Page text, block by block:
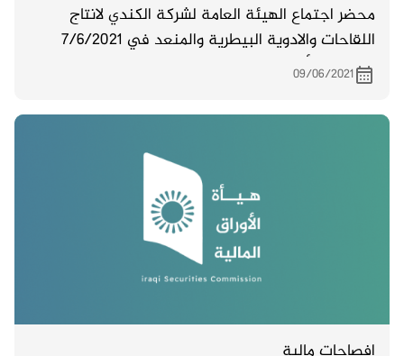
محضر اجتماع الهيئة العامة لشركة الكندي لانتاج
اللقاحات والادوية البيطرية والمنعد في 7/6/2021
والذي تم تأجيله الى الاسبوع القادم لعدم اكتمال
النصاب
09/06/2021